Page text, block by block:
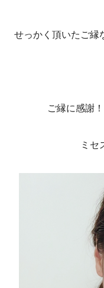
せっかく頂いたご縁
ご縁に感謝
ミ